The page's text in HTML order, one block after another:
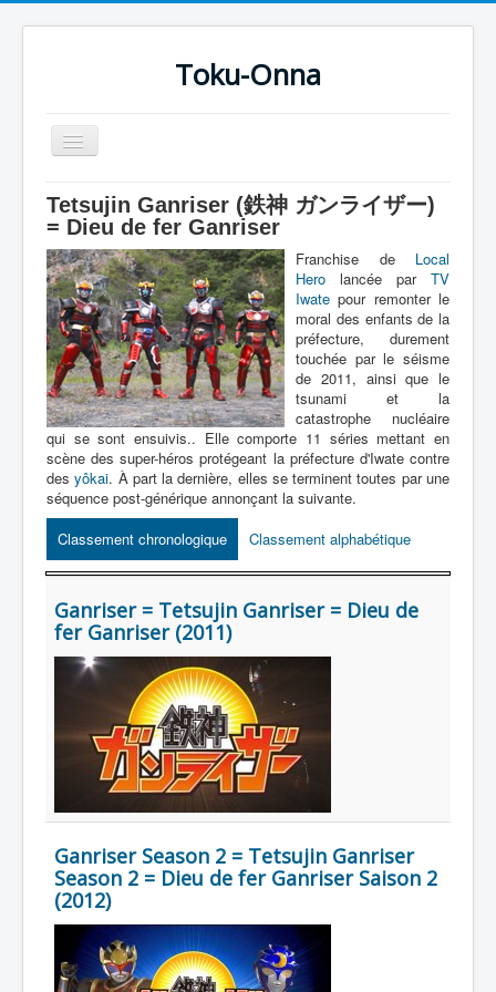
Toku-Onna
Basculer
la
Accueil
Toku-Actrices
Toku-Critiques
Séries
Films
COSAA
Dessins
Artiste Asperger
Lexique
Série
Acteur
Équipe
Personnage
Transformation
Équipement
Épisode
Référence
Fanservice
Tetsujin Ganriser (鉄神 ガンライザー)
= Dieu de fer Ganriser
Franchise de Local
Hero lancée par TV
Iwate pour remonter le
moral des enfants de la
préfecture, durement
touchée par le séisme
de 2011, ainsi que le
tsunami et la
catastrophe nucléaire
qui se sont ensuivis.. Elle comporte 11 séries mettant en
scène des super-héros protégeant la préfecture d'Iwate contre
desyôkai. À part la dernière, elles se terminent toutes par une
séquence post-générique annonçant la suivante.
Classement chronologique
Classement alphabétique
Ganriser = Tetsujin Ganriser = Dieu de
fer Ganriser (2011)
Ganriser Season 2 = Tetsujin Ganriser
Season 2 = Dieu de fer Ganriser Saison 2
(2012)